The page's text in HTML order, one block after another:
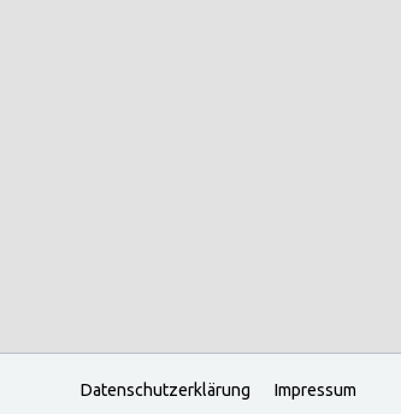
Datenschutzerklärung Impressum